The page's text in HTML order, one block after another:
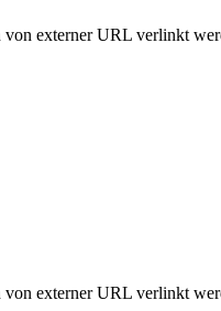
von externer URL verlinkt
von externer URL verlinkt